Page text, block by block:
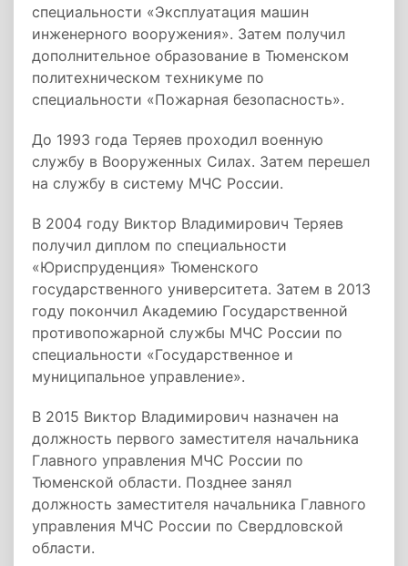
специальности «Эксплуатация машин
инженерного вооружения». Затем получил
дополнительное образование в Тюменском
политехническом техникуме по
специальности «Пожарная безопасность».
До 1993 года Теряев проходил военную
службу в Вооруженных Силах. Затем перешел
на службу в систему МЧС России.
В 2004 году Виктор Владимирович Теряев
получил диплом по специальности
«Юриспруденция» Тюменского
государственного университета. Затем в 2013
году покончил Академию Государственной
противопожарной службы МЧС России по
специальности «Государственное и
муниципальное управление».
В 2015 Виктор Владимирович назначен на
должность первого заместителя начальника
Главного управления МЧС России по
Тюменской области. Позднее занял
должность заместителя начальника Главного
управления МЧС России по Свердловской
области.